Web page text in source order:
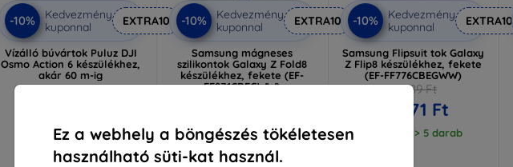
Ez a webhely a böngészés tökéletesen
használható süti-kat használ.
-10%
Kedvezmény
kuponnal
EXTRA10
Vízálló búvártok Puluz DJI
Osmo Action 6 készülékhez,
akár 60 m-ig
5 790 Ft
Raktáron > 5 darab
-10%
Kedvezmény
kuponnal
EXTRA10
Samsung mágneses
szilikontok Galaxy Z Fold8
készülékhez, fekete (EF-
EF971CBEGWW)
Raktáron > 5 darab
-10%
Kedvezmény
kuponnal
EXTRA10
Samsung Flipsuit tok Galaxy
Z Flip8 készülékhez, fekete
(EF-FF776CBEGWW)
18 189 Ft
16 371 Ft
Raktáron > 5 darab